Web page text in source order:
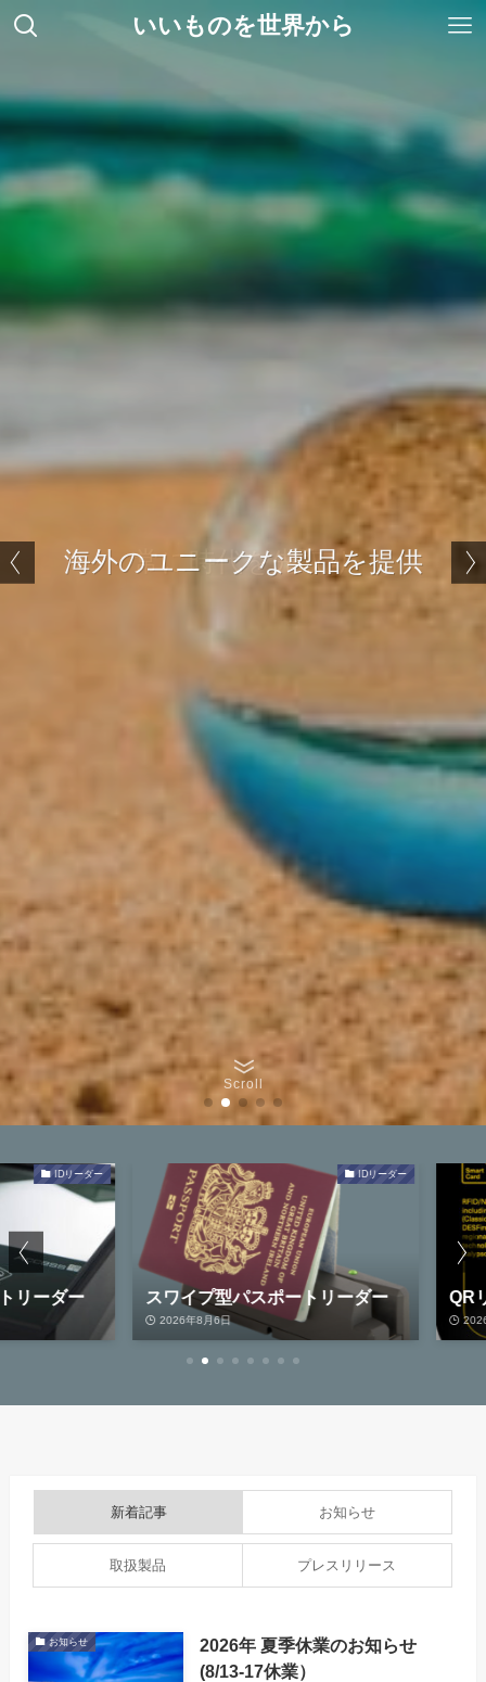
いいものを世界から
世界標準ゲート Gunnebo
常に時代を先取り
海外のユニークな製品を提供
ベストセラーパスポートリーダーADR300
世界標準ゲート Gunnebo
Scroll
IDリーダー
ダー
IDリーダー
スワイプ型パスポートリーダー
2026年8月6日
QRリ
2026年8
新着記事 お知らせ
取扱製品 プレスリリース
お知らせ
2026年 夏季休業のお知らせ
(8/13-17休業）